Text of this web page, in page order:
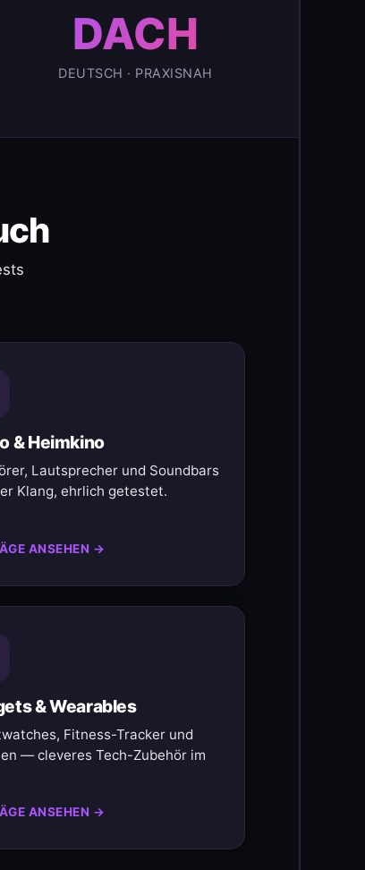
DACH
DEUTSCH · PRAXISNAH
& Heimkino
Lautsprecher und Soundbars
Klang, ehrlich getestet.
ANSEHEN →
& Wearables
Fitness-Tracker und
— cleveres Tech-Zubehör im
ANSEHEN →